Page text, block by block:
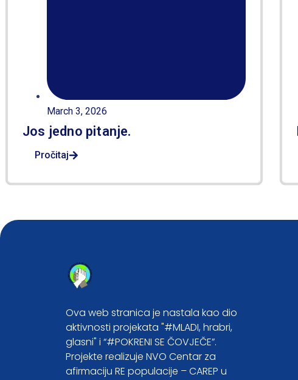
March 3, 2026
Jos jedno pitanje.
Pročitaj
Ova web stranica je nastala kao dio
aktivnosti projekata "#MLADI, hrabri,
glasni" i “#POKRENI SE ČOVJEČE”.
Projekte realizuje NVO Centar za
afirmaciju RE populacije – CAREP u